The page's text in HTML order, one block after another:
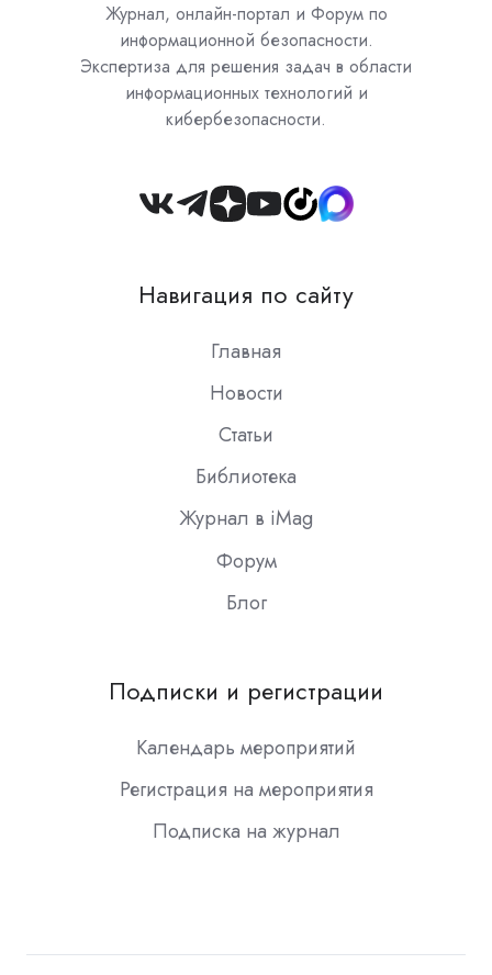
Журнал, онлайн-портал и Форум по
информационной безопасности.
Экспертиза для решения задач в области
информационных технологий и
кибербезопасности.
Join
Slack
Навигация по сайту
Главная
Новости
Статьи
Библиотека
Журнал в iMag
Форум
Блог
Подписки и регистрации
Календарь мероприятий
Регистрация на мероприятия
Подписка на журнал